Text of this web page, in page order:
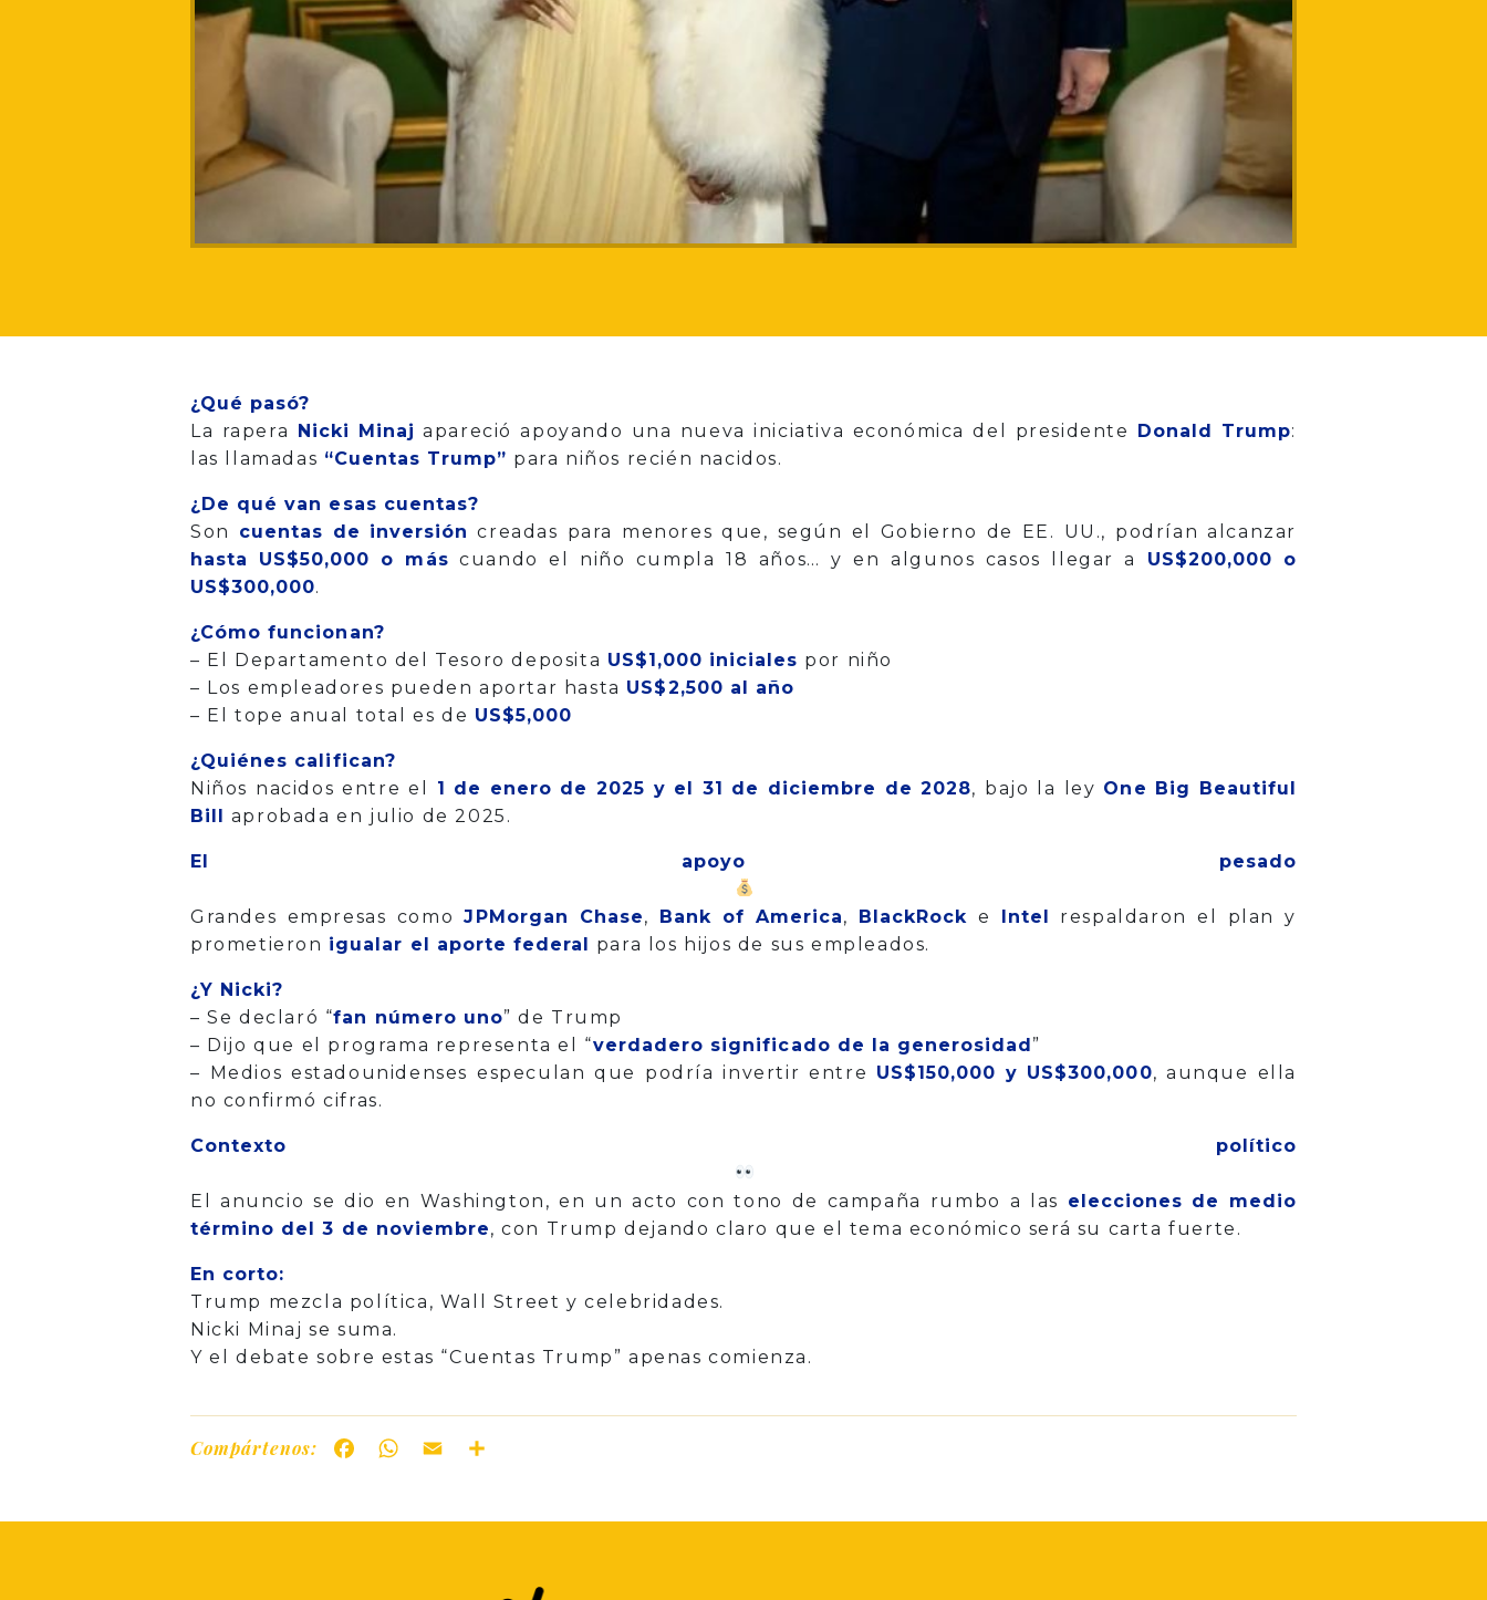
¿Qué pasó?
La rapera Nicki Minaj apareció apoyando una nueva iniciativa económica del presidente Donald Trump:
las llamadas “Cuentas Trump” para niños recién nacidos.
¿De qué van esas cuentas?
Son cuentas de inversión creadas para menores que, según el Gobierno de EE. UU., podrían alcanzar
hasta US$50,000 o más cuando el niño cumpla 18 años… y en algunos casos llegar a US$200,000 o
US$300,000.
¿Cómo funcionan?
– El Departamento del Tesoro deposita US$1,000 iniciales por niño
– Los empleadores pueden aportar hasta US$2,500 al año
– El tope anual total es de US$5,000
¿Quiénes califican?
Niños nacidos entre el 1 de enero de 2025 y el 31 de diciembre de 2028, bajo la ley One Big Beautiful
Bill aprobada en julio de 2025.
El apoyo pesado
Grandes empresas comoJPMorgan Chase, Bank of America, BlackRock e Intel respaldaron el plan y
prometieron igualar el aporte federal para los hijos de sus empleados.
¿Y Nicki?
– Se declaró “fan número uno” de Trump
– Dijo que el programa representa el “verdadero significado de la generosidad”
– Medios estadounidenses especulan que podría invertir entre US$150,000 y US$300,000, aunque ella
no confirmó cifras.
Contexto político
El anuncio se dio en Washington, en un acto con tono de campaña rumbo a las elecciones de medio
término del 3 de noviembre, con Trump dejando claro que el tema económico será su carta fuerte.
En corto:
Trump mezcla política, Wall Street y celebridades.
Nicki Minaj se suma.
Y el debate sobre estas “Cuentas Trump” apenas comienza.
Compártenos: FacebookWhatsApp
Email